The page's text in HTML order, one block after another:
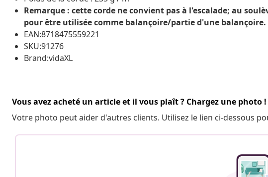
Remarque : cette corde ne convient pas à l'escalade; au
pour être utilisée comme balançoire/partie d'une balançoire.
EAN:8718475559221
SKU:91276
Brand:vidaXL
Vous avez acheté un article et il vous plaît ? Chargez une photo !
Votre photo peut aider d'autres clients. Utilisez le lien ci-dessous